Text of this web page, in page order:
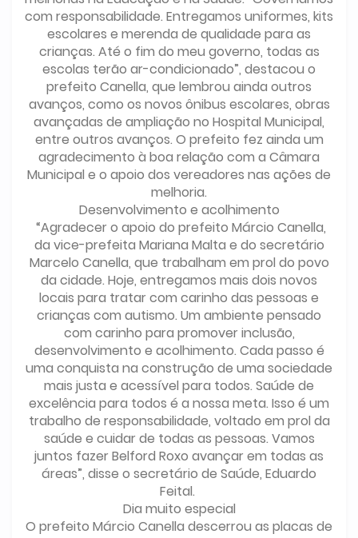
com responsabilidade. Entregamos uniformes, kits
escolares e merenda de qualidade para as
crianças. Até o fim do meu governo, todas as
escolas terão ar-condicionado”, destacou o
prefeito Canella, que lembrou ainda outros
avanços, como os novos ônibus escolares, obras
avançadas de ampliação no Hospital Municipal,
entre outros avanços. O prefeito fez ainda um
agradecimento à boa relação com a Câmara
Municipal e o apoio dos vereadores nas ações de
melhoria.
Desenvolvimento e acolhimento
“Agradecer o apoio do prefeito Márcio Canella,
da vice-prefeita Mariana Malta e do secretário
Marcelo Canella, que trabalham em prol do povo
da cidade. Hoje, entregamos mais dois novos
locais para tratar com carinho das pessoas e
crianças com autismo. Um ambiente pensado
com carinho para promover inclusão,
desenvolvimento e acolhimento. Cada passo é
uma conquista na construção de uma sociedade
mais justa e acessível para todos. Saúde de
excelência para todos é a nossa meta. Isso é um
trabalho de responsabilidade, voltado em prol da
saúde e cuidar de todas as pessoas. Vamos
juntos fazer Belford Roxo avançar em todas as
áreas”, disse o secretário de Saúde, Eduardo
Feital.
Dia muito especial
O prefeito Márcio Canella descerrou as placas de